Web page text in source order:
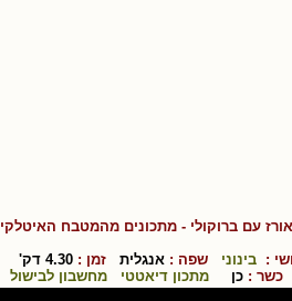
עם ברוקולי - מתכונים מהמטבח האיטלקי
: בינוני שפה : אנגלית זמן : 4.30 דק'
כשר : כן מתכון דיאטטי מחשבון לבישול